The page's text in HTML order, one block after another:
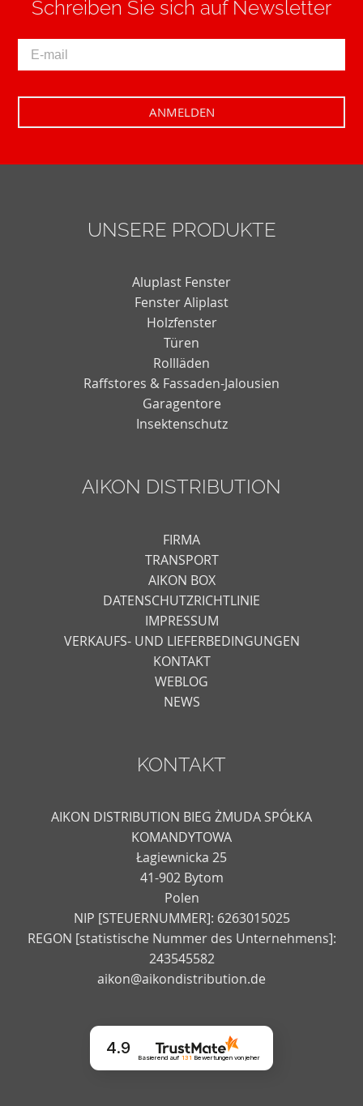
Schreiben Sie sich auf Newsletter
UNSERE PRODUKTE
Aluplast Fenster
Fenster Aliplast
Holzfenster
Türen
Rollläden
Raffstores & Fassaden-Jalousien
Garagentore
Insektenschutz
AIKON DISTRIBUTION
FIRMA
TRANSPORT
AIKON BOX
DATENSCHUTZRICHTLINIE
IMPRESSUM
VERKAUFS- UND LIEFERBEDINGUNGEN
KONTAKT
WEBLOG
NEWS
KONTAKT
AIKON DISTRIBUTION BIEG ŻMUDA SPÓŁKA
KOMANDYTOWA
Łagiewnicka 25
41-902 Bytom
Polen
NIP [STEUERNUMMER]: 6263015025
REGON [statistische Nummer des Unternehmens]:
243545582
aikon@aikondistribution.de
4.9
Basierend auf 131 Bewertungenvon jeher